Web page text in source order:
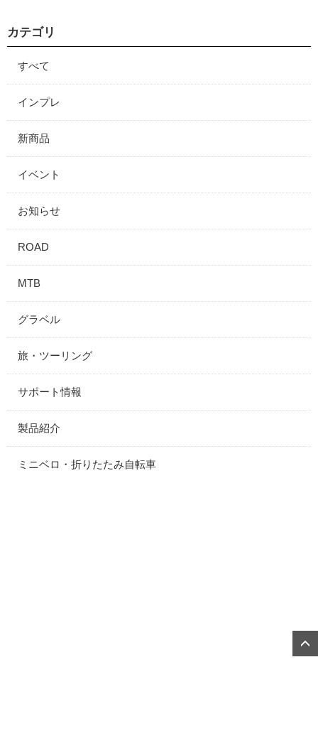
カテゴリ
すべて
インプレ
新商品
イベント
お知らせ
ROAD
MTB
グラベル
旅・ツーリング
サポート情報
製品紹介
ミニベロ・折りたたみ自転車